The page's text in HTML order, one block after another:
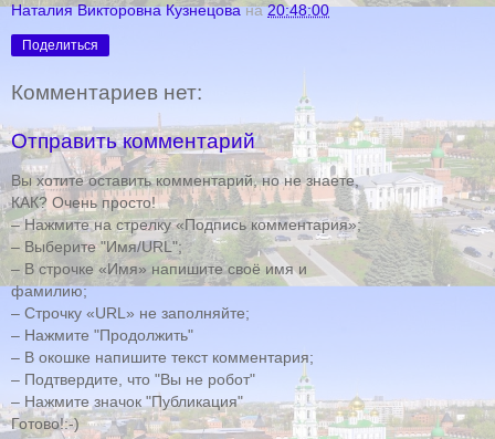
Наталия Викторовна Кузнецова на20:48:00
Поделиться
Комментариев нет:
Отправить комментарий
Вы хотите оставить комментарий, но не знаете,
КАК? Очень просто!
– Нажмите на стрелку «Подпись комментария»;
– Выберите "Имя/URL";
– В строчке «Имя» напишите своё имя и
фамилию;
– Строчку «URL» не заполняйте;
– Нажмите "Продолжить"
– В окошке напишите текст комментария;
– Подтвердите, что "Вы не робот"
– Нажмите значок "Публикация"
Готово!:-)